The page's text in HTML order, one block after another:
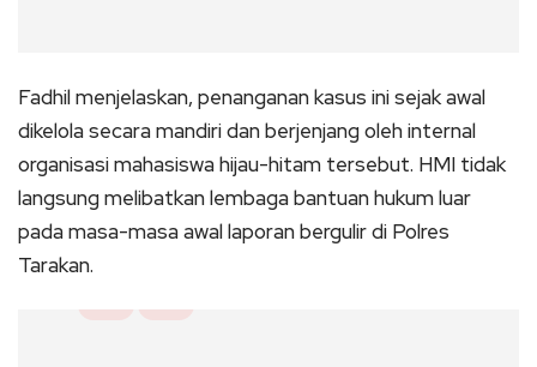
Fadhil menjelaskan, penanganan kasus ini sejak awal
dikelola secara mandiri dan berjenjang oleh internal
organisasi mahasiswa hijau-hitam tersebut. HMI tidak
langsung melibatkan lembaga bantuan hukum luar
pada masa-masa awal laporan bergulir di Polres
Tarakan.